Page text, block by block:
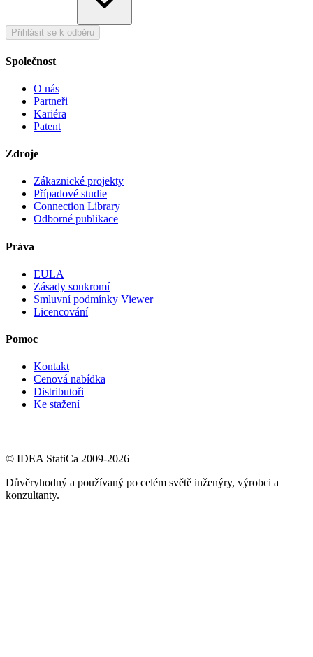
Přihlásit se k odběru
Společnost
O nás
Partneři
Kariéra
Patent
Zdroje
Zákaznické projekty
Případové studie
Connection Library
Odborné publikace
Práva
EULA
Zásady soukromí
Smluvní podmínky Viewer
Licencování
Pomoc
Kontakt
Cenová nabídka
Distributoři
Ke stažení
© IDEA StatiCa 2009-2026
Důvěryhodný a používaný po celém světě inženýry, výrobci a
konzultanty.